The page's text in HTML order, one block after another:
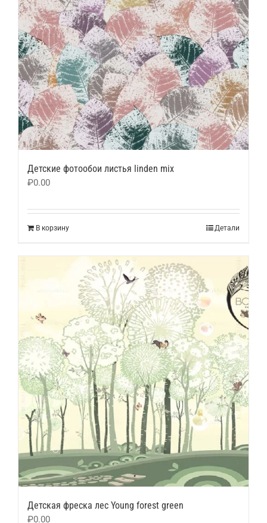
Детские фотообои листья linden mix
₽0.00
В корзину Детали
Детская фреска лес Young forest green
₽0.00